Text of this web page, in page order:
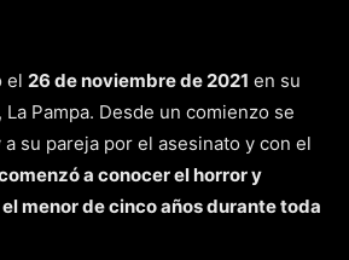
el 26 de noviembre de 2021 en su
La Pampa. Desde un comienzo se
su pareja por el asesinato y con el
a conocer el horror y
menor de cinco años durante toda